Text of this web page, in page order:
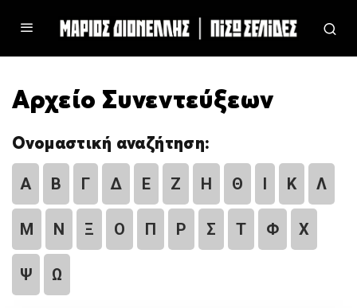
Αρχείο Συνεντεύξεων
Ονομαστική αναζήτηση:
Α Β Γ Δ Ε Ζ Η Θ Ι Κ Λ
Μ Ν Ξ Ο Π Ρ Σ Τ Φ Χ
Ψ Ω